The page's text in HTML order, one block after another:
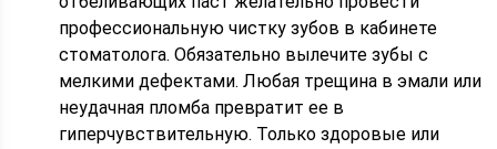
профессиональную чистку зубов в кабинете
стоматолога. Обязательно вылечите зубы с
мелкими дефектами. Любая трещина в эмали или
неудачная пломба превратит ее в
гиперчувствительную. Только здоровые или